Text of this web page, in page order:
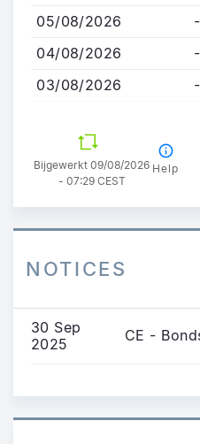
gaan
05/08/2026
-
04/08/2026
-
03/08/2026
-
Bijgewerkt 09/08/2026
- 07:29 CEST
Help
NOTICES
30 Sep
2025
CE -